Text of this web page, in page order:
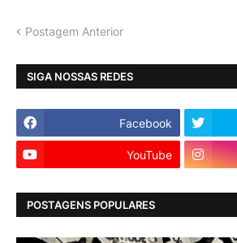
Postagem Anterior
SIGA NOSSAS REDES
Facebook
YouTube
POSTAGENS POPULARES